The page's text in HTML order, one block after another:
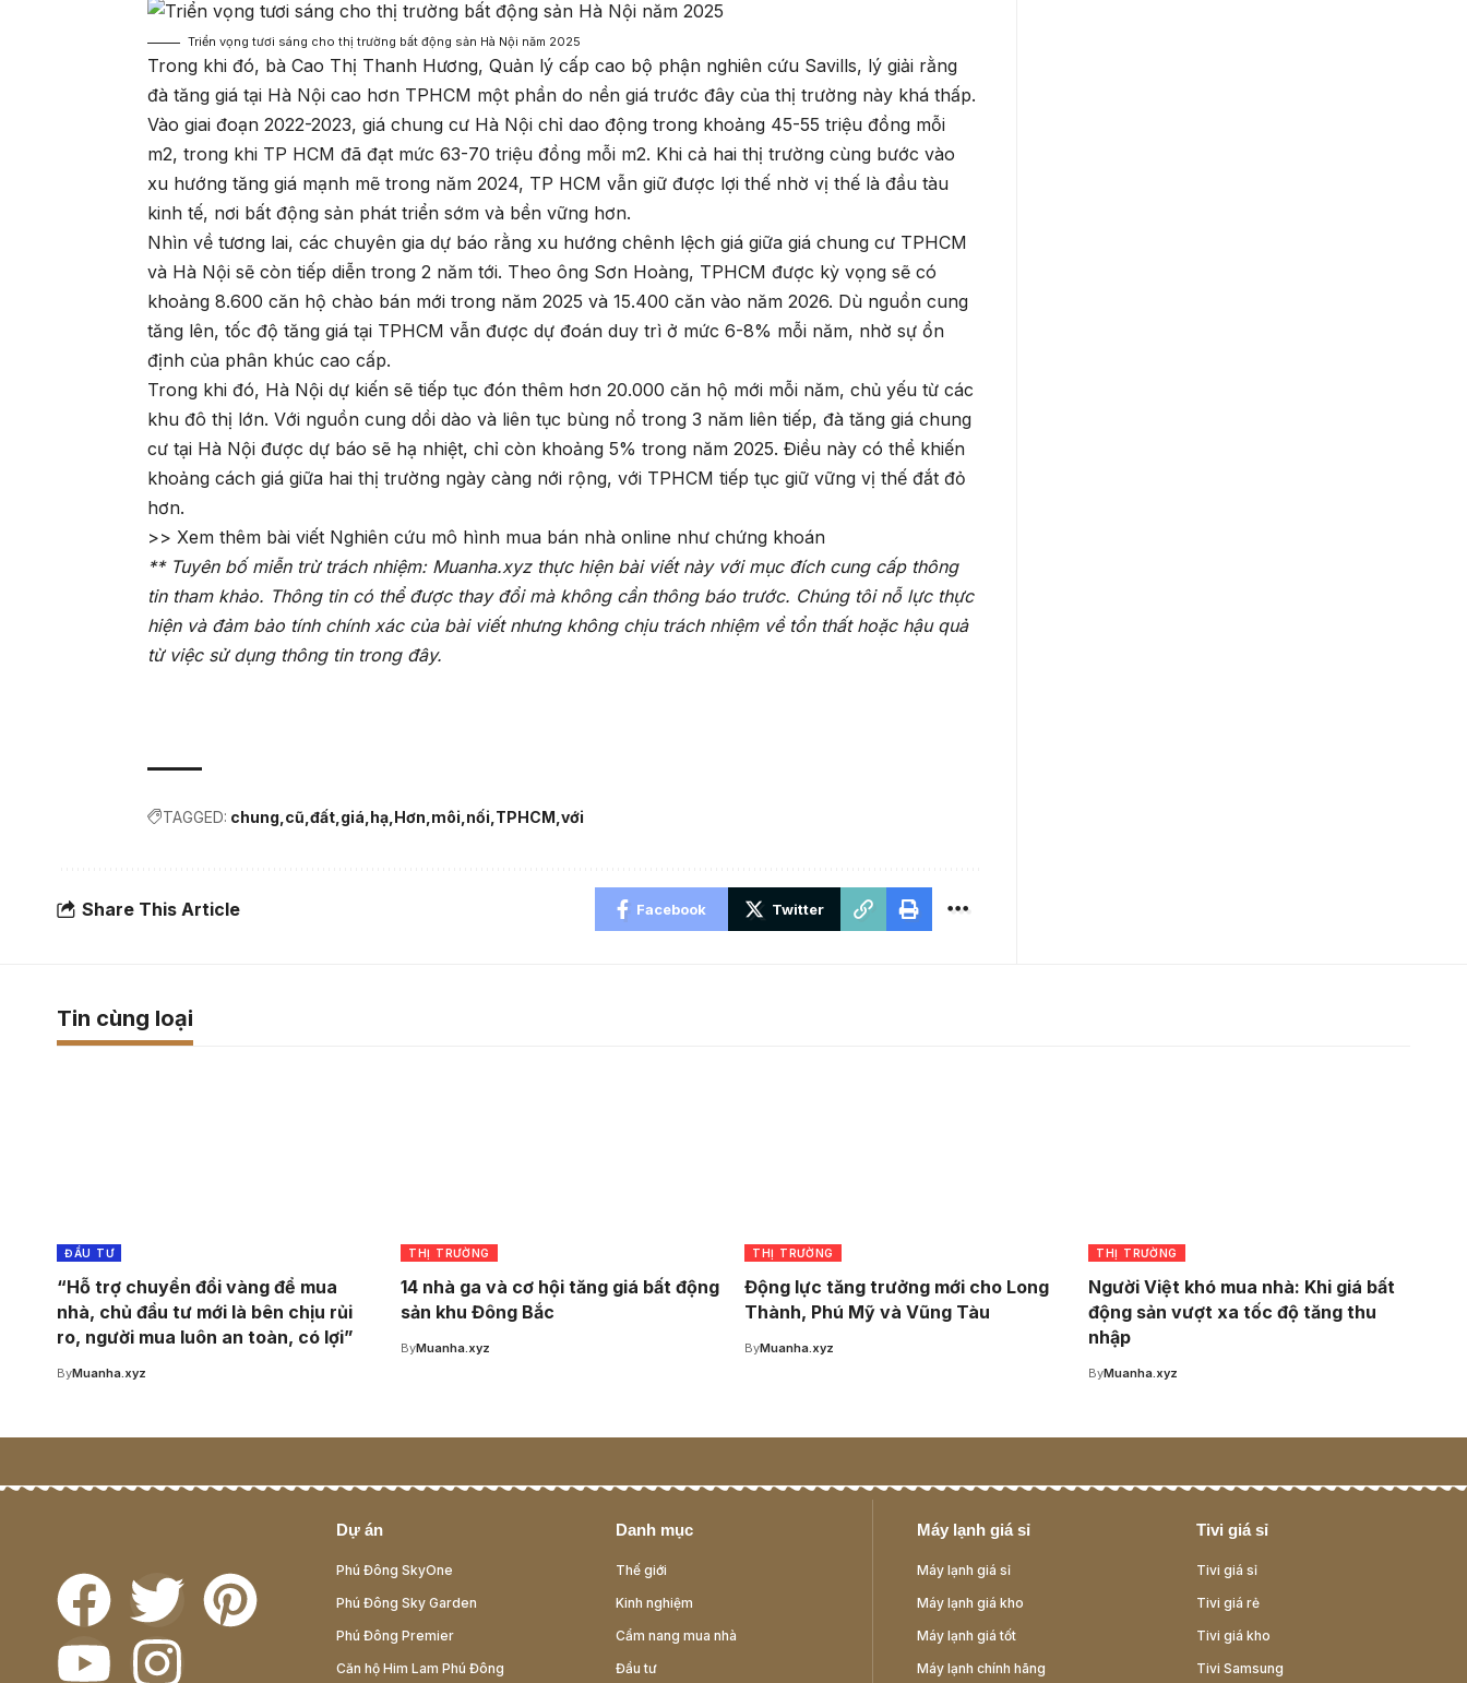
Triển vọng tươi sáng cho thị trường bất động sản Hà Nội năm 2025
Trong khi đó, bà Cao Thị Thanh Hương, Quản lý cấp cao bộ phận nghiên cứu Savills, lý giải rằng
đà tăng giá tại Hà Nội cao hơn TPHCM một phần do nền giá trước đây của thị trường này khá thấp.
Vào giai đoạn 2022-2023, giá chung cư Hà Nội chỉ dao động trong khoảng 45-55 triệu đồng mỗi
m2, trong khi TP HCM đã đạt mức 63-70 triệu đồng mỗi m2. Khi cả hai thị trường cùng bước vào
xu hướng tăng giá mạnh mẽ trong năm 2024, TP HCM vẫn giữ được lợi thế nhờ vị thế là đầu tàu
kinh tế, nơi bất động sản phát triển sớm và bền vững hơn.
Nhìn về tương lai, các chuyên gia dự báo rằng xu hướng chênh lệch giá giữa giá chung cư TPHCM
và Hà Nội sẽ còn tiếp diễn trong 2 năm tới. Theo ông Sơn Hoàng, TPHCM được kỳ vọng sẽ có
khoảng 8.600 căn hộ chào bán mới trong năm 2025 và 15.400 căn vào năm 2026. Dù nguồn cung
tăng lên, tốc độ tăng giá tại TPHCM vẫn được dự đoán duy trì ở mức 6-8% mỗi năm, nhờ sự ổn
định của phân khúc cao cấp.
Trong khi đó, Hà Nội dự kiến sẽ tiếp tục đón thêm hơn 20.000 căn hộ mới mỗi năm, chủ yếu từ các
khu đô thị lớn. Với nguồn cung dồi dào và liên tục bùng nổ trong 3 năm liên tiếp, đà tăng giá chung
cư tại Hà Nội được dự báo sẽ hạ nhiệt, chỉ còn khoảng 5% trong năm 2025. Điều này có thể khiến
khoảng cách giá giữa hai thị trường ngày càng nới rộng, với TPHCM tiếp tục giữ vững vị thế đắt đỏ
hơn.
>> Xem thêm bài viết Nghiên cứu mô hình mua bán nhà online như chứng khoán
** Tuyên bố miễn trừ trách nhiệm: Muanha.xyz thực hiện bài viết này với mục đích cung cấp thông
tin tham khảo. Thông tin có thể được thay đổi mà không cần thông báo trước. Chúng tôi nỗ lực thực
hiện và đảm bảo tính chính xác của bài viết nhưng không chịu trách nhiệm về tổn thất hoặc hậu quả
từ việc sử dụng thông tin trong đây.
TAGGED: chung cũ đất giá hạ Hơn môi nối TPHCM với
Share This Article Facebook Twitter
Tin cùng loại
ĐẦU TƯ
“Hỗ trợ chuyển đổi vàng để mua
nhà, chủ đầu tư mới là bên chịu rủi
ro, người mua luôn an toàn, có lợi”
ByMuanha.xyz
THỊ TRƯỜNG
14 nhà ga và cơ hội tăng giá bất động
sản khu Đông Bắc
ByMuanha.xyz
THỊ TRƯỜNG
Động lực tăng trưởng mới cho Long
Thành, Phú Mỹ và Vũng Tàu
ByMuanha.xyz
THỊ TRƯỜNG
Người Việt khó mua nhà: Khi giá bất
động sản vượt xa tốc độ tăng thu
nhập
ByMuanha.xyz
Dự án
Phú Đông SkyOne
Phú Đông Sky Garden
Phú Đông Premier
Căn hộ Him Lam Phú Đông
Danh mục
Thế giới
Kinh nghiệm
Cẩm nang mua nhà
Đầu tư
Máy lạnh giá sỉ
Máy lạnh giá sỉ
Máy lạnh giá kho
Máy lạnh giá tốt
Máy lạnh chính hãng
Tivi giá sỉ
Tivi giá sỉ
Tivi giá rẻ
Tivi giá kho
Tivi Samsung